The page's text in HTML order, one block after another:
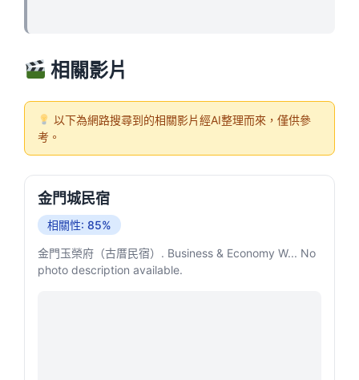
相關影片
以下為網路搜尋到的相關影片經AI整理而來，僅供參
考。
金門城民宿
相關性: 85%
金門玉榮府（古厝民宿）. Business & Economy W... No
photo description available.